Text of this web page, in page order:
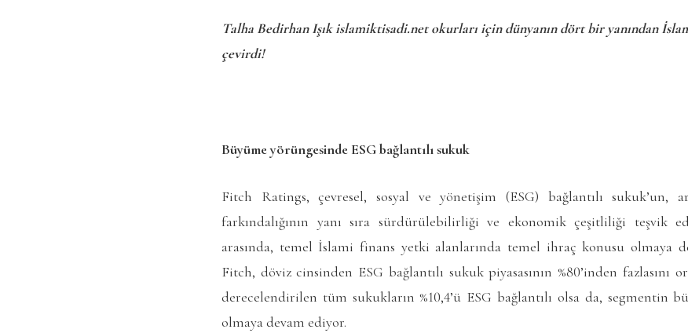
Talha Bedirhan Işık islamiktisadi.net okurları için dünyanın dört bir yanından
çevirdi!
Büyüme yörüngesinde ESG bağlantılı sukuk
Fitch Ratings, çevresel, sosyal ve yönetişim (ESG) bağlantılı sukuk’un,
farkındalığının yanı sıra sürdürülebilirliği ve ekonomik çeşitliliği teşvik
arasında, temel İslami finans yetki alanlarında temel ihraç konusu olmaya
Fitch, döviz cinsinden ESG bağlantılı sukuk piyasasının %80’inden fazlasını
derecelendirilen tüm sukukların %10,4’ü ESG bağlantılı olsa da, segmentin
olmaya devam ediyor.